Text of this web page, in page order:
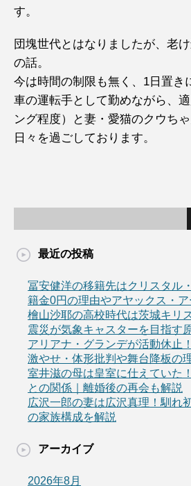
す。
団塊世代とはなりましたが、老
の話。
今は時間の制限も無く、1日置き
車の運転手として勤めながら、
ング程度）と妻・愛猫のクウち
日々を過ごしております。
最近の投稿
冨安健洋の移籍先はクリスタル
籍金0円の理由やアヤックス・
檜山沙耶の高校時代は茨城キリ
震災が気象キャスターを目指す
アリアナ・グランデが活動休止
激やせ・体形批判や舞台降板の
室井滋の母は皇室に仕えていた
との関係｜離婚後の再会も解説
広沢一郎の妻は広沢真理！馴れ
の家族構成を解説
アーカイブ
2026年8月